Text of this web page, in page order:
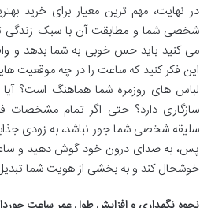
در نهایت، مهم ترین معیار برای خرید
شخصی شما و مطابقت آن با سبک زندگی
می کنید باید حس خوبی به شما بدهد و
این فکر کنید که ساعت را در چه موقعیت
لباس های روزمره شما هماهنگ است؟
سازگاری دارد؟ حتی اگر تمام مشخصات
سلیقه شخصی شما جور نباشد، به زودی
پس، به صدای درون خود گوش دهید و
خوشحال کند و به بخشی از هویت شما